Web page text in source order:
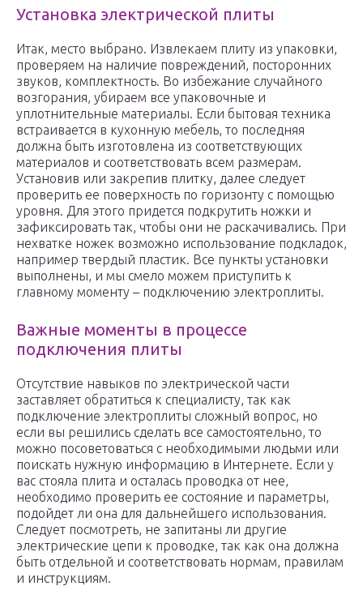
Установка электрической плиты
Итак, место выбрано. Извлекаем плиту из упаковки,
проверяем на наличие повреждений, посторонних
звуков, комплектность. Во избежание случайного
возгорания, убираем все упаковочные и
уплотнительные материалы. Если бытовая техника
встраивается в кухонную мебель, то последняя
должна быть изготовлена из соответствующих
материалов и соответствовать всем размерам.
Установив или закрепив плитку, далее следует
проверить ее поверхность по горизонту с помощью
уровня. Для этого придется подкрутить ножки и
зафиксировать так, чтобы они не раскачивались. При
нехватке ножек возможно использование подкладок,
например твердый пластик. Все пункты установки
выполнены, и мы смело можем приступить к
главному моменту – подключению электроплиты.
Важные моменты в процессе
подключения плиты
Отсутствие навыков по электрической части
заставляет обратиться к специалисту, так как
подключение электроплиты сложный вопрос, но
если вы решились сделать все самостоятельно, то
можно посоветоваться с необходимыми людьми или
поискать нужную информацию в Интернете. Если у
вас стояла плита и осталась проводка от нее,
необходимо проверить ее состояние и параметры,
подойдет ли она для дальнейшего использования.
Следует посмотреть, не запитаны ли другие
электрические цепи к проводке, так как она должна
быть отдельной и соответствовать нормам, правилам
и инструкциям.